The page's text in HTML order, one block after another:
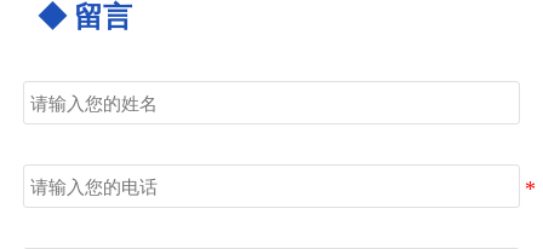
◆ 留言